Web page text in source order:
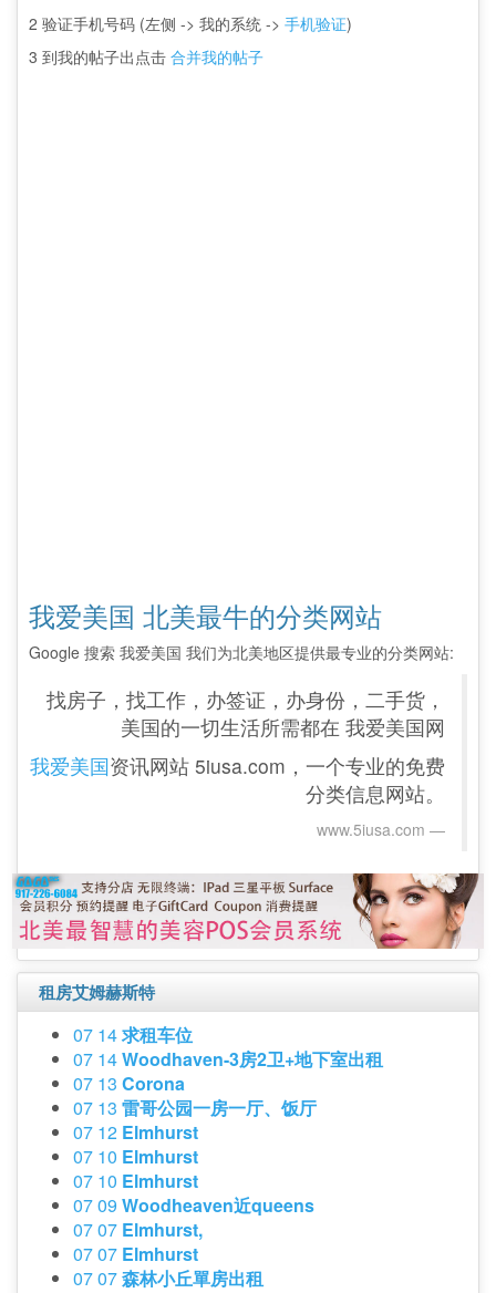
2 验证手机号码 (左侧 -> 我的系统 -> 手机验证)
3 到我的帖子出点击 合并我的帖子
我爱美国 北美最牛的分类网站
Google 搜索 我爱美国 我们为北美地区提供最专业的分类网站:
找房子，找工作，办签证，办身份，二手货，
美国的一切生活所需都在 我爱美国网
我爱美国资讯网站 5iusa.com，一个专业的免费
分类信息网站。
www.5iusa.com‎
租房艾姆赫斯特
07 14求租车位
07 14Woodhaven-3房2卫+地下室出租
07 13 Corona
07 13 雷哥公园一房一厅、饭厅
07 12 Elmhurst
07 10 Elmhurst
07 10 Elmhurst
07 09 Woodheaven近queens
07 07 Elmhurst,
07 07 Elmhurst
07 07森林小丘單房出租